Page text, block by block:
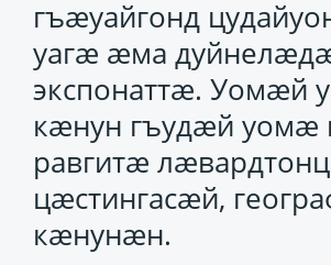
гъӕуайгонд
уагӕ ӕма
экспонаттӕ. Уомӕй
кӕнун гъудӕй уомӕ
равгитӕ
цӕстингасӕй,
кӕнунӕн.